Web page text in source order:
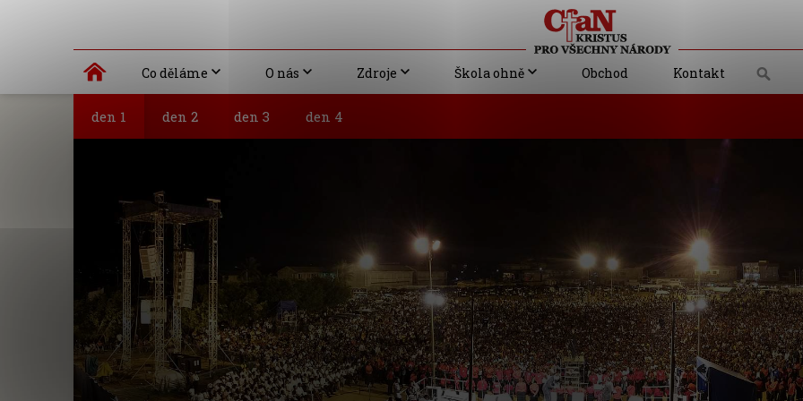
Co děláme O nás Zdroje Škola ohně Obchod Kontakt
den 1 den 2 den 3 den 4